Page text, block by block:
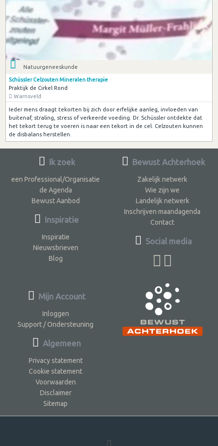
Natuurgeneeskunde
Schüssler Celzouten Mineralen therapie
Praktijk de Cirkel Rond
Warnsveld
Ieder mens draagt tekorten bij zich door erfelijke aanleg, invloeden van
buitenaf, straling, stress of verkeerde voeding. Dr. Schüssler ontdekte dat
het tekort terug te voeren is naar een tekort in de cel. Celzouten kunnen
de disbalans herstellen.
Ik zoek
een Professional/Organisatie
de Agenda
Bewust Aanbod
Inspiratie
Inspiratie
Nieuwsbrieven
Blog
Bewust Achterhoek
Zakelijk netwerk
Wie zijn we
Landelijk netwerk
Inschrijven maandagenda
Contact
Social media
Mijn Account
Inloggen
Support / Ondersteuning
Algemeen
Privacy statement
Cookie statement
Voorwaarden
Disclaimer
Sitemap